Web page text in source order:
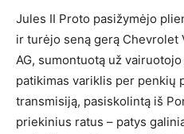
Jules II Proto pasižymėjo
ir turėjo seną gerą
AG, sumontuotą už
patikimas variklis per penkių
transmisiją, pasiskolintą iš
priekinius ratus – patys